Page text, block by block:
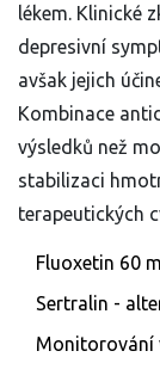
lékem. Klinické
depresivní
avšak jejich
Kombinace
výsledků než
stabilizaci
terapeutických
Fluoxetin 60
Sertralin -
Monitorování